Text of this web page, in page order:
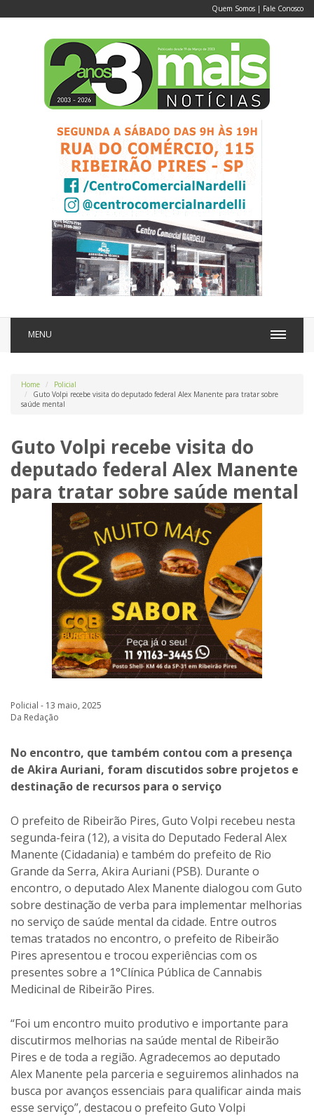
Quem Somos | Fale Conosco
MENU
Home
Policial
Guto Volpi recebe visita do deputado federal Alex Manente para tratar sobre
saúde mental
Guto Volpi recebe visita do
deputado federal Alex Manente
para tratar sobre saúde mental
Policial - 13 maio, 2025
Da Redação
No encontro, que também contou com a presença
de Akira Auriani, foram discutidos sobre projetos e
destinação de recursos para o serviço
O prefeito de Ribeirão Pires, Guto Volpi recebeu nesta
segunda-feira (12), a visita do Deputado Federal Alex
Manente (Cidadania) e também do prefeito de Rio
Grande da Serra, Akira Auriani (PSB). Durante o
encontro, o deputado Alex Manente dialogou com Guto
sobre destinação de verba para implementar melhorias
no serviço de saúde mental da cidade. Entre outros
temas tratados no encontro, o prefeito de Ribeirão
Pires apresentou e trocou experiências com os
presentes sobre a 1°Clínica Pública de Cannabis
Medicinal de Ribeirão Pires.
“Foi um encontro muito produtivo e importante para
discutirmos melhorias na saúde mental de Ribeirão
Pires e de toda a região. Agradecemos ao deputado
Alex Manente pela parceria e seguiremos alinhados na
busca por avanços essenciais para qualificar ainda mais
esse serviço”, destacou o prefeito Guto Volpi